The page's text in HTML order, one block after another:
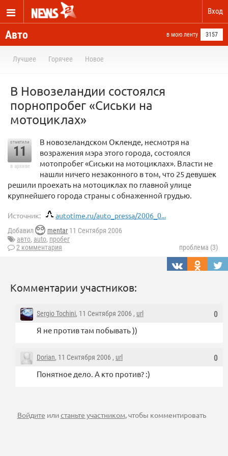
Вход
Авто в мою ленту 3157
Лучшее Горячее Новое
В Новозеландии состоялся
порнопробег «Сиськи на
мотоциклах»
отметили
11
в архиве
В новозеландском Окленде, несмотря на
возражения мэра этого города, состоялся
мотопробег «Сиськи на мотоциклах». Власти не
нашли ничего незаконного в том, что 25 девушек
решили проехать на мотоциклах по главной улице
крупнейшего города страны с обнаженной грудью.
Источник: autotime.ru/auto_pressa/2006_0...
Добавил mentar 11 Сентября 2006
авто, auto, пробег
2 комментария
проблема (3)
Комментарии участников:
0
Sergio Tochini, 11 Сентября 2006 , url
Я не против там побывать ))
0
Dorian, 11 Сентября 2006 , url
Понятное дело. А кто против? :)
Войдите илистаньте участником, чтобы комментировать